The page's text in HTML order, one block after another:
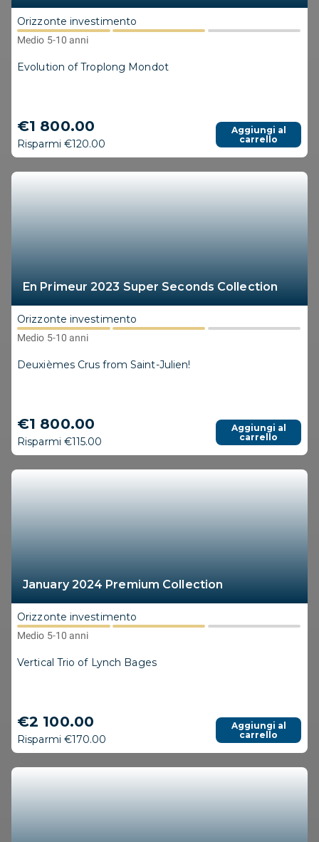
Orizzonte investimento
Medio 5-10 anni
Evolution of Troplong Mondot
€1 800.00
Risparmi €120.00
Aggiungi al
carrello
En Primeur 2023 Super Seconds Collection
Orizzonte investimento
Medio 5-10 anni
Deuxièmes Crus from Saint-Julien!
€1 800.00
Risparmi €115.00
Aggiungi al
carrello
January 2024 Premium Collection
Orizzonte investimento
Medio 5-10 anni
Vertical Trio of Lynch Bages
€2 100.00
Risparmi €170.00
Aggiungi al
carrello